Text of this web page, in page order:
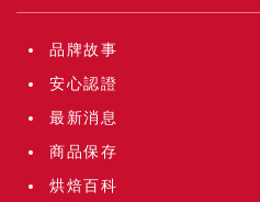
品牌故事
安心認證
最新消息
商品保存
烘焙百科